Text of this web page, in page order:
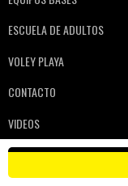
ESCUELA DE ADULTOS
VOLEY PLAYA
CONTACTO
VIDEOS